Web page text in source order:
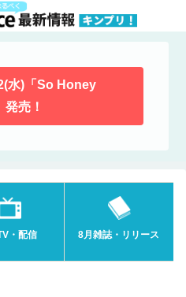
水)「So Honey
発売！
・配信 8月雑誌・リリース